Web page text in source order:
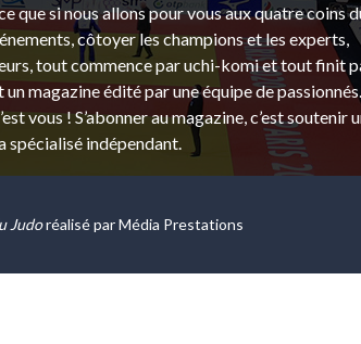
que si nous allons pour vous aux quatre coins
côtoyer les champions et les experts,
tout commence par uchi-komi et tout finit
un magazine édité par une équipe de passionnés.
vous ! S’abonner au magazine, c’est soutenir
spécialisé indépendant.
Judoréalisé parMédia Prestations